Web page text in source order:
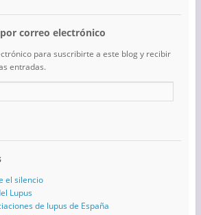
correo electrónico
para suscribirte a este blog y recibir
entradas.
el silencio
Lupus
de lupus de España